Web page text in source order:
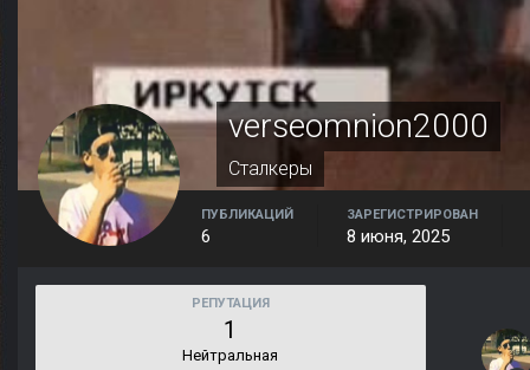
verseomnion2000
Сталкеры
ПУБЛИКАЦИЙ
6
ЗАРЕГИСТРИРОВАН
8 июня, 2025
РЕПУТАЦИЯ
1
Нейтральная